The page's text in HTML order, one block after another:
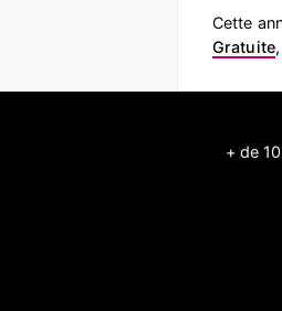
Cette
Gratuite,
+ de